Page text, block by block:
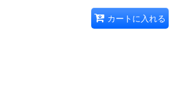
カートに入れる